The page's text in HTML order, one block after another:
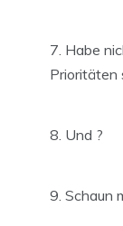
Habe
Prioritäten
Und ?
Schaun